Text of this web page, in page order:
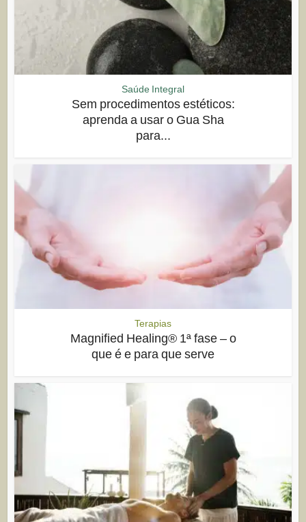
Saúde Integral
Sem procedimentos estéticos:
aprenda a usar o Gua Sha
para...
Terapias
Magnified Healing® 1ª fase – o
que é e para que serve